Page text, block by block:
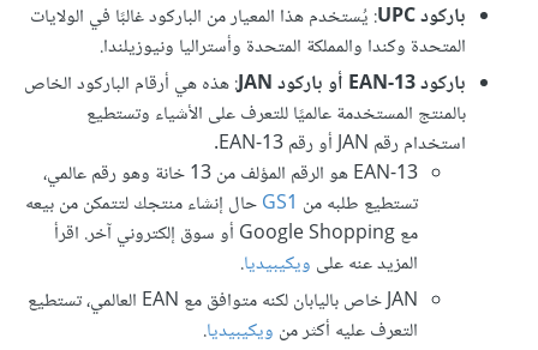
باركود UPC
: يُستخدم هذا المعيار من الباركود غالبًا في الولايات
المتحدة وكندا والمملكة المتحدة وأستراليا ونيوزيلندا.
باركود EAN-13 أو باركود JAN
: هذه هي أرقام الباركود الخاص
بالمنتج المستخدمة عالميًا للتعرف على الأشياء وتستطيع
استخدام رقم JAN أو رقم EAN-13.
EAN-13 هو الرقم المؤلف من 13 خانة وهو رقم عالمي،
تستطيع طلبه من GS1حال إنشاء منتجك لتتمكن من بيعه
مع Google Shopping أو سوق إلكتروني آخر. اقرأ
المزيد عنه على ويكيبيديا.
JAN خاص باليابان لكنه متوافق مع EAN العالمي، تستطيع
التعرف عليه أكثر من ويكيبيديا.